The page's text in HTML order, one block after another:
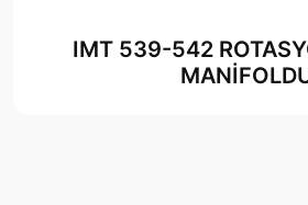
IMT 539-542